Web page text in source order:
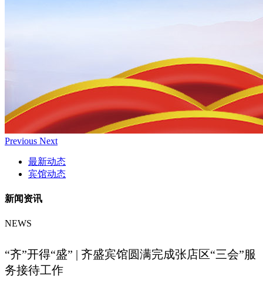
Previous Next
最新动态
宾馆动态
新闻资讯
NEWS
“齐”开得“盛” | 齐盛宾馆圆满完成张店区“三会”服
务接待工作